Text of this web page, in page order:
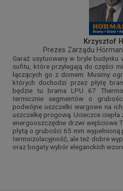
Krzysztof
Prezes Zarządu
Garaż usytuowany w bryle
sufitu, które przylegają do części
łączących go z domem. Musimy
których dochodzi przez płytę
będzie tu brama LPU 67
termicznie segmentów o
podwójne uszczelki wargowe na
uszczelkę progową. Ucieczce
energooszczędne drzwi wejściowe
płytą o grubości 65 mm
termoizolacyjność, ale też dobre
oraz bogaty wybór eleganckich